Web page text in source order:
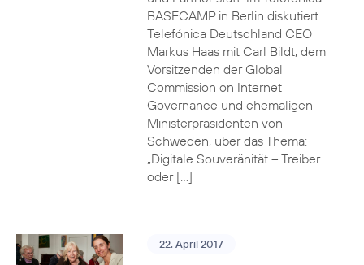
BASECAMP in Berlin diskutiert
Telefónica Deutschland CEO
Markus Haas mit Carl Bildt, dem
Vorsitzenden der Global
Commission on Internet
Governance und ehemaligen
Ministerpräsidenten von
Schweden, über das Thema:
„Digitale Souveränität – Treiber
oder […]
22. April 2017